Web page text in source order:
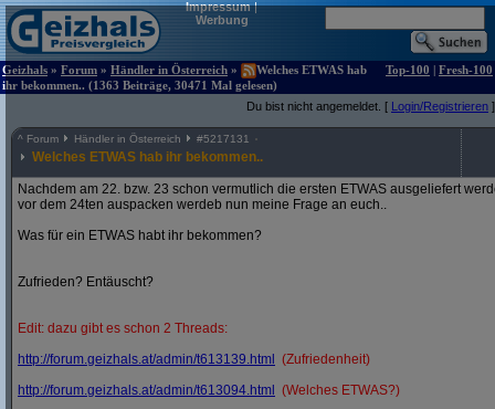
Impressum|
Werbung
Geizhals » Forum » Händler in Österreich »
Welches ETWAS hab
ihr bekommen.. (1363 Beiträge, 30471 Mal gelesen)
Top-100 | Fresh-100
Du bist nicht angemeldet. [ Login/Registrieren ]
^ Forum Händler in Österreich #5217131
Welches ETWAS hab ihr bekommen..
Nachdem am 22. bzw. 23 schon vermutlich die ersten ETWAS ausgeliefert
vor dem 24ten auspacken werdeb nun meine Frage an euch..
Was für ein ETWAS habt ihr bekommen?
Zufrieden? Entäuscht?
Edit: dazu gibt es schon 2 Threads:
http://forum.geizhals.at/admin/t613139.html
(Zufriedenheit)
http://forum.geizhals.at/admin/t613094.html (Welches ETWAS?)